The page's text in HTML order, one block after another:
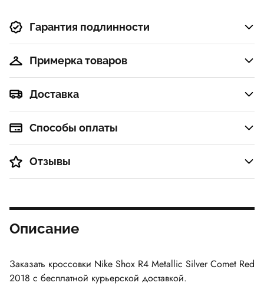
Гарантия подлинности
Примерка товаров
Доставка
Способы оплаты
Отзывы
Описание
Заказать кроссовки Nike Shox R4 Metallic Silver Comet Red
2018 с бесплатной курьерской доставкой.